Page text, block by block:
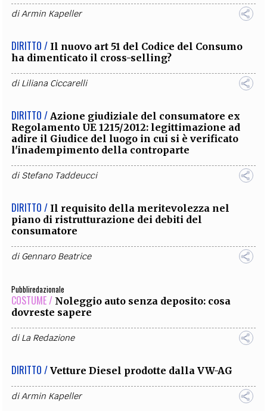
diArmin Kapeller
DIRITTO / Il nuovo art 51 del Codice del Consumo
ha dimenticato il cross-selling?
diLiliana Ciccarelli
DIRITTO / Azione giudiziale del consumatore ex
Regolamento UE 1215/2012: legittimazione ad
adire il Giudice del luogo in cui si è verificato
l'inadempimento della controparte
diStefano Taddeucci
DIRITTO / Il requisito della meritevolezza nel
piano di ristrutturazione dei debiti del
consumatore
diGennaro Beatrice
Pubbliredazionale
COSTUME / ​​​​​​​Noleggio auto senza deposito: cosa
dovreste sapere
diLa Redazione
DIRITTO / Vetture Diesel prodotte dalla VW-AG
diArmin Kapeller